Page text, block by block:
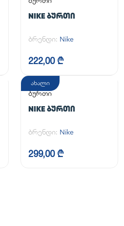
NIKE ᲑᲣᲠᲗᲘ
ბრენდი: Nike
222,00 ₾
ახალი
ბურთი
NIKE ᲑᲣᲠᲗᲘ
ბრენდი: Nike
299,00 ₾